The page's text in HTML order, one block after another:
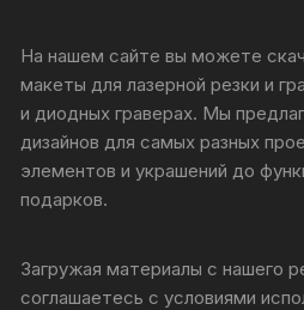
На нашем сайте вы можете
макеты для лазерной резки и
и диодных граверах. Мы
дизайнов для самых разных
элементов и украшений до
подарков.
Загружая материалы с нашего
соглашаетесь с условиями